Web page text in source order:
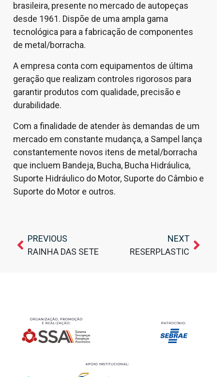
brasileira, presente no mercado de autopeças
desde 1961. Dispõe de uma ampla gama
tecnológica para a fabricação de componentes
de metal/borracha.
A empresa conta com equipamentos de última
geração que realizam controles rigorosos para
garantir produtos com qualidade, precisão e
durabilidade.
Com a finalidade de atender às demandas de um
mercado em constante mudança, a Sampel lança
constantemente novos itens de metal/borracha
que incluem Bandeja, Bucha, Bucha Hidráulica,
Suporte Hidráulico do Motor, Suporte do Câmbio e
Suporte do Motor e outros.
PREVIOUS
RAINHA DAS SETE
NEXT
RESERPLASTIC